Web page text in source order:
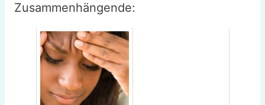
Zusammenhängende: